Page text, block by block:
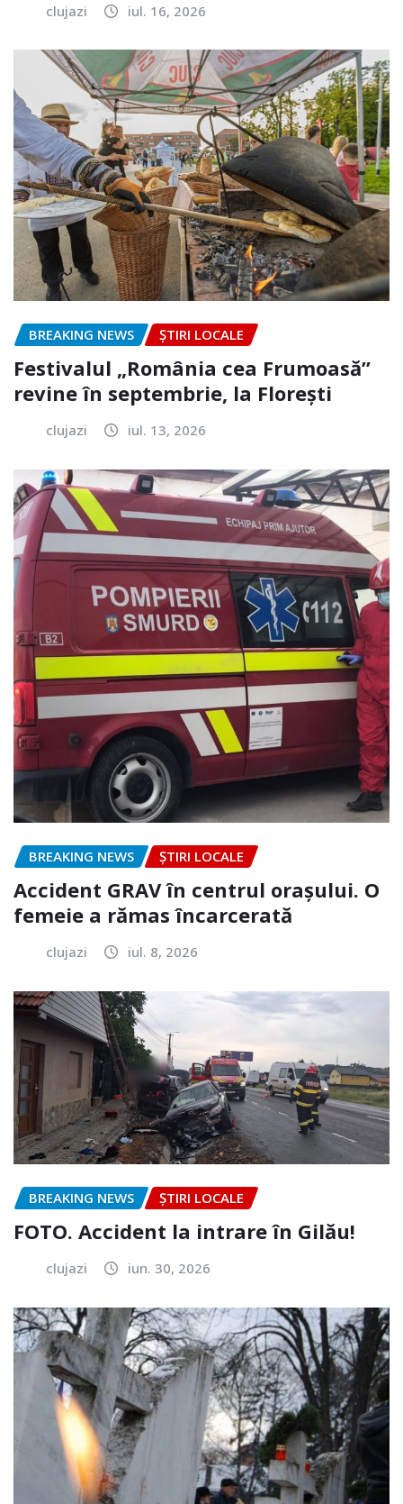
clujazi iul. 16, 2026
BREAKING NEWS ȘTIRI LOCALE
Festivalul „România cea Frumoasă”
revine în septembrie, la Florești
clujazi iul. 13, 2026
BREAKING NEWS ȘTIRI LOCALE
Accident GRAV în centrul orașului. O
femeie a rămas încarcerată
clujazi iul. 8, 2026
BREAKING NEWS ȘTIRI LOCALE
FOTO. Accident la intrare în Gilău!
clujazi iun. 30, 2026